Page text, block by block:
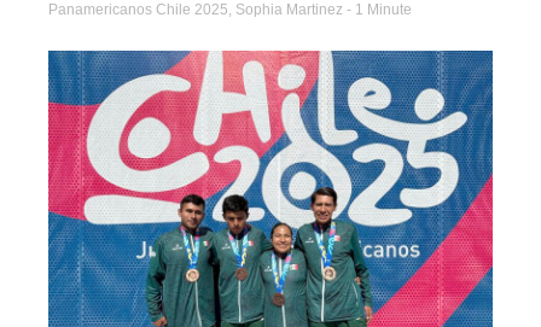
Panamericanos Chile 2025, Sophia Martinez - 1 Minute